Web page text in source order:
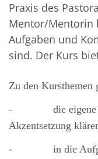
Praxis des
Mentor/Mentorin
Aufgaben und
sind. Der Kurs
Zu den Kursthemen
-
die
Akzentsetzung
-
in die